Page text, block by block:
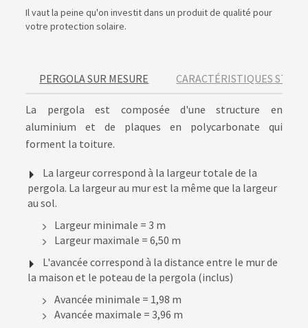
Il vaut la peine qu'on investit dans un produit de qualité pour
votre protection solaire.
PERGOLA SUR MESURE CARACTÉRISTIQUES
La pergola est composée d'une structure en
aluminium et de plaques en polycarbonate qui
forment la toiture.
La largeur correspond à la largeur totale de la
pergola. La largeur au mur est la même que la largeur
au sol.
Largeur minimale = 3 m
Largeur maximale = 6,50 m
L'avancée correspond à la distance entre le mur de
la maison et le poteau de la pergola (inclus)
Avancée minimale = 1,98 m
Avancée maximale = 3,96 m